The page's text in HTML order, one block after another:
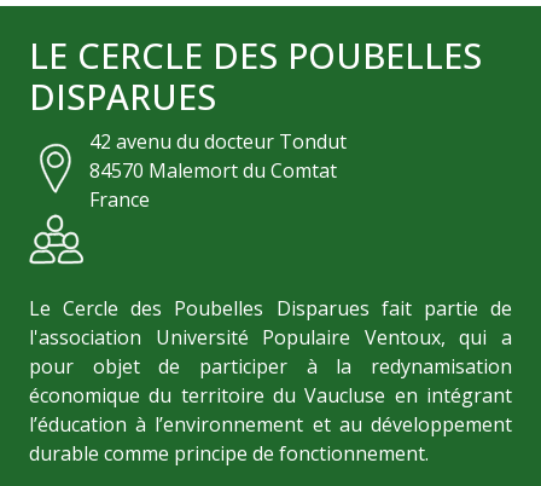
LE CERCLE DES POUBELLES
DISPARUES
42 avenu du docteur Tondut
84570 Malemort du Comtat
France
Le Cercle des Poubelles Disparues fait partie de
l'association Université Populaire Ventoux, qui a
pour objet de participer à la redynamisation
économique du territoire du Vaucluse en intégrant
l’éducation à l’environnement et au développement
durable comme principe de fonctionnement.